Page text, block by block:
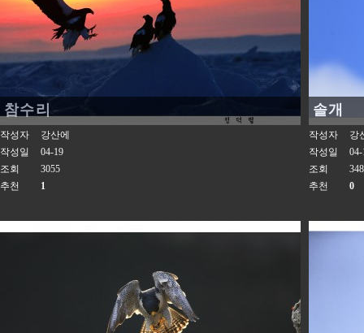
참수리
작성자
강산에
작성일
04-19
조회
3055
추천
1
솔개
작성자
강
작성일
04-
조회
추천
0